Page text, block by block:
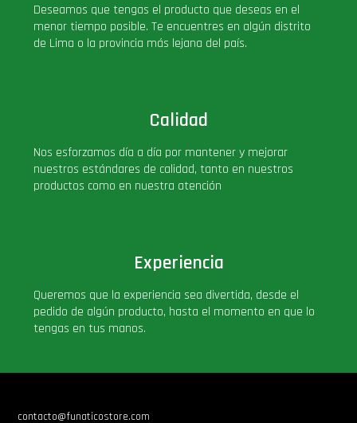
PRÓXIMAMENTE
Deseamos que tengas el producto que deseas en el
menor tiempo posible. Te encuentres en algún distrito
de Lima o la provincia más lejana del país.
Calidad
Nos esforzamos día a día por mantener y mejorar
nuestros estándares de calidad, tanto en nuestros
productos como en nuestra atención
Experiencia
Queremos que la experiencia sea divertida, desde el
pedido de algún producto, hasta el momento en que lo
tengas en tus manos.
contacto@funaticostore.com